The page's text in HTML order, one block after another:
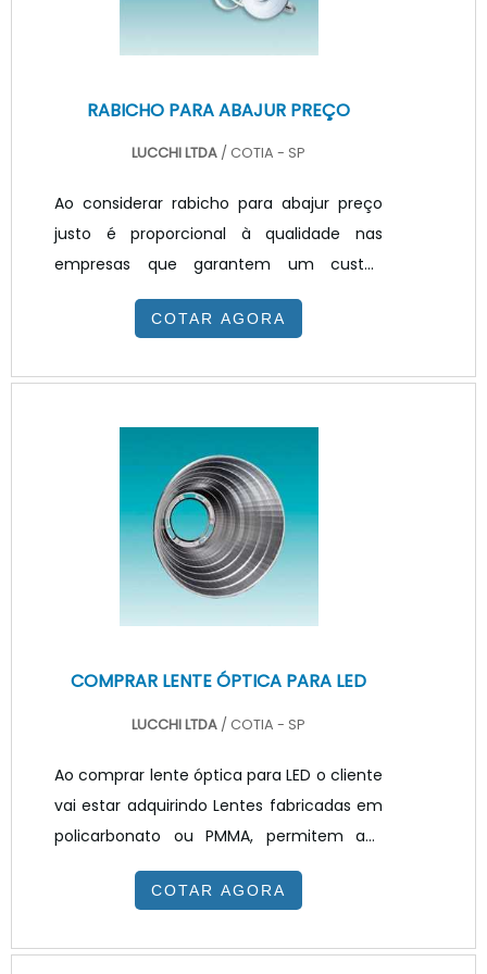
RABICHO PARA ABAJUR PREÇO
LUCCHI LTDA / COTIA - SP
Ao considerar rabicho para abajur preço
justo é proporcional à qualidade nas
empresas que garantem um custo-
benefício superior. Para identificar os
melhores distribuidores de acessórios para
no mercado, extensão e diversidade do
importante assegurar que o produto é
testado e certificado por órgãos
reguladores como o INMETRO, que
atestam a qualidade de acessórios
diversos. INFORMAÇ.
COTAR AGORA
COMPRAR LENTE ÓPTICA PARA LED
LUCCHI LTDA / COTIA - SP
Ao comprar lente óptica para LED o cliente
vai estar adquirindo Lentes fabricadas em
policarbonato ou PMMA, permitem aos
projetistas de iluminação a liberdade e a
possibilidade de criar um número
iluminação.DETALHES IMPORTANTES SOBRE
COTAR AGORA